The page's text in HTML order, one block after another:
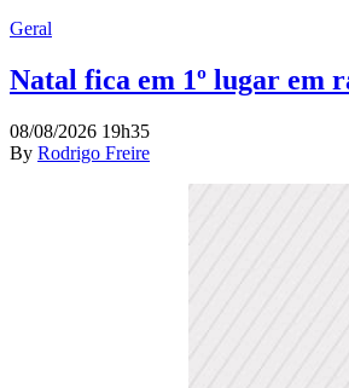
Geral
Natal fica em 1º lugar em
08/08/2026 19h35
By Rodrigo Freire